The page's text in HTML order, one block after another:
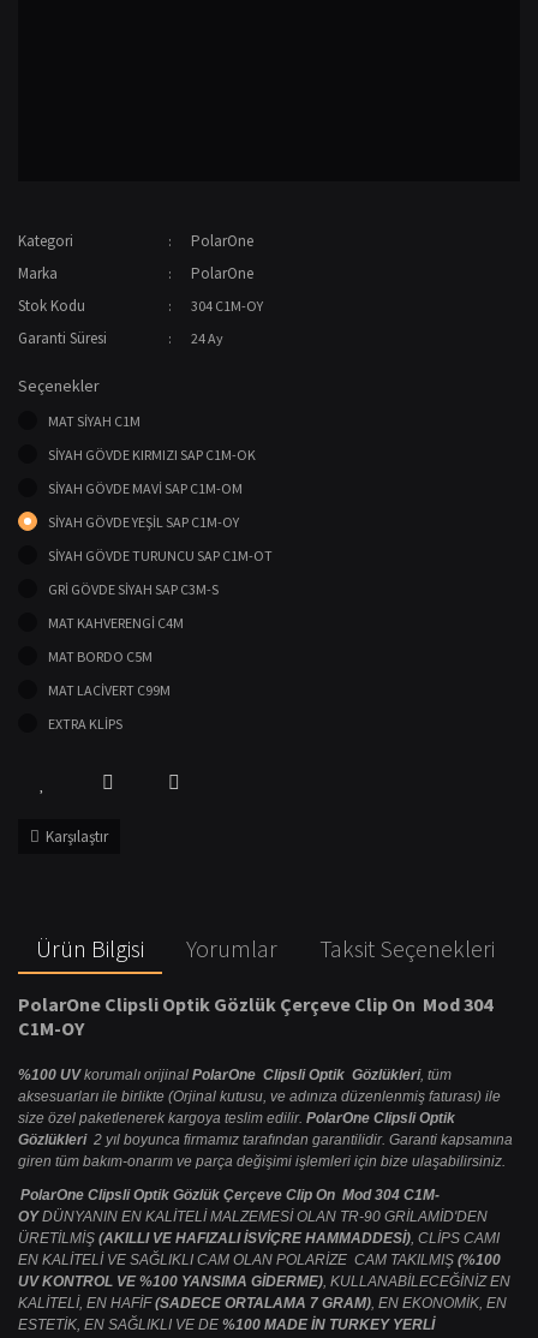
Kategori
PolarOne
Marka
PolarOne
Stok Kodu
304 C1M-OY
Garanti Süresi 24 Ay
Seçenekler
MAT SİYAH C1M
SİYAH GÖVDE KIRMIZI SAP C1M-OK
SİYAH GÖVDE MAVİ SAP C1M-OM
SİYAH GÖVDE YEŞİL SAP C1M-OY
SİYAH GÖVDE TURUNCU SAP C1M-OT
GRİ GÖVDE SİYAH SAP C3M-S
MAT KAHVERENGİ C4M
MAT BORDO C5M
MAT LACİVERT C99M
EXTRA KLİPS
Karşılaştır
Ürün Bilgisi Yorumlar Taksit Seçenekleri
PolarOne Clipsli Optik Gözlük Çerçeve Clip On Mod 304
C1M-OY
%100 UVkorumalı orijinal PolarOne Clipsli Optik Gözlükleri, tüm
aksesuarları ile birlikte (Orjinal kutusu, ve adınıza düzenlenmiş faturası) ile
size özel paketlenerek kargoya teslim edilir. PolarOne Clipsli Optik
Gözlükleri 2 yıl boyunca firmamız tarafından garantilidir. Garanti kapsamına
giren tüm bakım-onarım ve parça değişimi işlemleri için bize ulaşabilirsiniz.
PolarOne Clipsli Optik Gözlük Çerçeve Clip On Mod 304 C1M-
OYDÜNYANIN EN KALİTELİ MALZEMESİ OLAN TR-90 GRİLAMİD'DEN
ÜRETİLMİŞ (AKILLI VE HAFIZALI İSVİÇRE HAMMADDESİ), CLİPS CAMI
EN KALİTELİ VE SAĞLIKLI CAM OLAN POLARİZE CAM TAKILMIŞ (%100
UV KONTROL VE %100 YANSIMA GİDERME), KULLANABİLECEĞİNİZ EN
KALİTELİ, EN HAFİF(SADECE ORTALAMA 7 GRAM), EN EKONOMİK, EN
ESTETİK, EN SAĞLIKLI VE DE %100 MADE İN TURKEY YERLİ